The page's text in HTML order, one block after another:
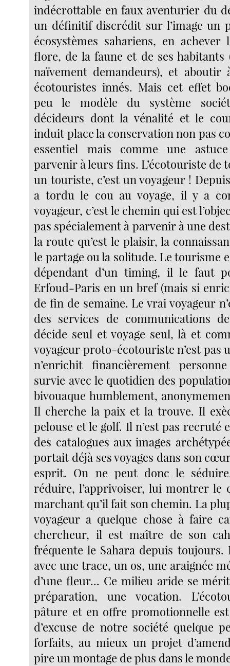
indécrottable en faux aventurier du
un définitif discrédit sur l’image un
écosystèmes sahariens, en achever
flore, de la faune et de ses habitants
naïvement demandeurs), et
écotouristes innés. Mais cet effet
peu le modèle du système
décideurs dont la vénalité et le
induit place la conservation non pas
essentiel mais comme une
parvenir à leurs fins. L’écotouriste de
un touriste, c’est un voyageur !
a tordu le cou au voyage, il y a
voyageur, c’est le chemin qui est
pas spécialement à parvenir à une
la route qu’est le plaisir, la
le partage ou la solitude. Le tourisme
dépendant d’un timing, il le faut
Erfoud-Paris en un bref (mais si
de fin de semaine. Le vrai voyageur
des services de communications
décide seul et voyage seul, là et
voyageur proto-écotouriste n’est pas
n’enrichit financièrement
survie avec le quotidien des
bivouaque humblement,
Il cherche la paix et la trouve. Il
pelouse et le golf. Il n’est pas recruté
des catalogues aux images
portait déjà ses voyages dans son
esprit. On ne peut donc le
réduire, l’apprivoiser, lui montrer le
marchant qu’il fait son chemin. La
voyageur a quelque chose à faire
chercheur, il est maître de son
fréquente le Sahara depuis
avec une trace, un os, une araignée
d’une fleur... Ce milieu aride se
préparation, une vocation.
pâture et en offre promotionnelle
d’excuse de notre société quelque
forfaits, au mieux un projet
pire un montage de plus dans le